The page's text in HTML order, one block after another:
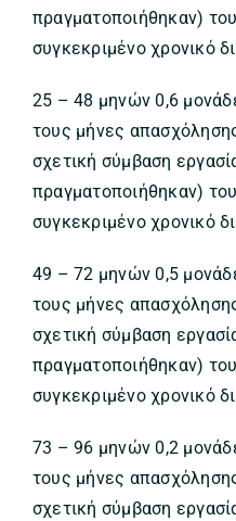
πραγματοποιήθηκαν)
συγκεκριμένο χρονικό
25 – 48 μηνών 0,6
τους μήνες
σχετική σύμβαση
πραγματοποιήθηκαν)
συγκεκριμένο χρονικό
49 – 72 μηνών 0,5
τους μήνες
σχετική σύμβαση
πραγματοποιήθηκαν)
συγκεκριμένο χρονικό
73 – 96 μηνών 0,2
τους μήνες
σχετική σύμβαση